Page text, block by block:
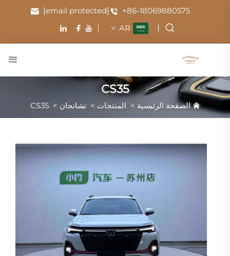
+86-18069880575
[email protected]
AR
CS35
الصفحة الرئيسية > المنتجات >تشانجان >
CS35